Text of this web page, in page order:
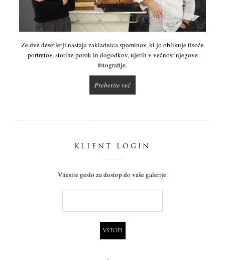
Že dve desetletji nastaja zakladnica spominov, ki jo oblikuje tisoče
portretov, stotine porok in dogodkov, ujetih v večnost njegove
fotografije.
Preberite več
KLIENT LOGIN
Vnesite geslo za dostop do vaše galerije.